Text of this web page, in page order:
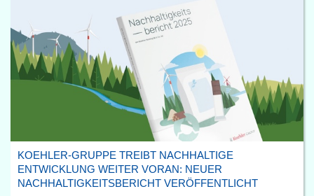
KOEHLER-GRUPPE TREIBT NACHHALTIGE
ENTWICKLUNG WEITER VORAN: NEUER
NACHHALTIGKEITSBERICHT VERÖFFENTLICHT